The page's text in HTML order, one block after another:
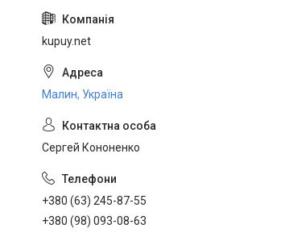
kupuy.net
Малин, Україна
Сергей Кононенко
+380 (63) 245-87-55
+380 (98) 093-08-63